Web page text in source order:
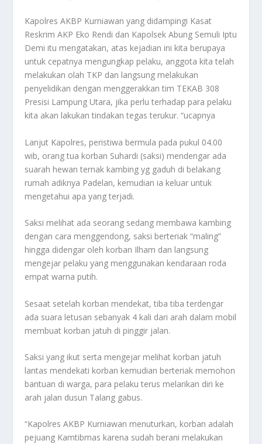
Kapolres AKBP Kurniawan yang didampingi Kasat
Reskrim AKP Eko Rendi dan Kapolsek Abung Semuli Iptu
Demi itu mengatakan, atas kejadian ini kita berupaya
untuk cepatnya mengungkap pelaku, anggota kita telah
melakukan olah TKP dan langsung melakukan
penyelidikan dengan menggerakkan tim TEKAB 308
Presisi Lampung Utara, jika perlu terhadap para pelaku
kita akan lakukan tindakan tegas terukur. “ucapnya
Lanjut Kapolres, peristiwa bermula pada pukul 04.00
wib, orang tua korban Suhardi (saksi) mendengar ada
suarah hewan ternak kambing yg gaduh di belakang
rumah adiknya Padelan, kemudian ia keluar untuk
mengetahui apa yang terjadi.
Saksi melihat ada seorang sedang membawa kambing
dengan cara menggendong, saksi berteriak “maling”
hingga didengar oleh korban Ilham dan langsung
mengejar pelaku yang menggunakan kendaraan roda
empat warna putih.
Sesaat setelah korban mendekat, tiba tiba terdengar
ada suara letusan sebanyak 4 kali dari arah dalam mobil
membuat korban jatuh di pinggir jalan.
Saksi yang ikut serta mengejar melihat korban jatuh
lantas mendekati korban kemudian berteriak memohon
bantuan di warga, para pelaku terus melarikan diri ke
arah jalan dusun Talang gabus.
“Kapolres AKBP Kurniawan menuturkan, korban adalah
pejuang Kamtibmas karena sudah berani melakukan